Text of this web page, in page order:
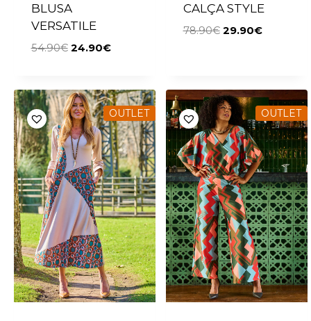
BLUSA
VERSATILE
54.90€ 24.90€
CALÇA STYLE
78.90€ 29.90€
OUTLET OUTLET